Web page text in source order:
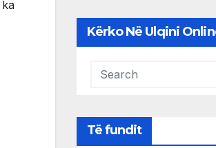
Kërko Në Ulqini
Të fundit